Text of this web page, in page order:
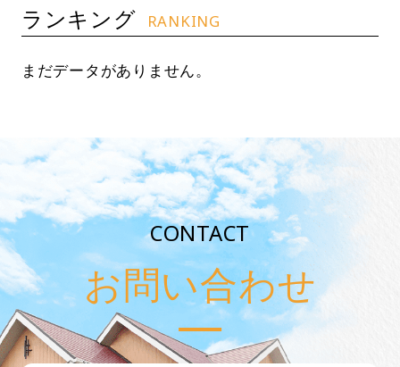
ランキング RANKING
まだデータがありません。
CONTACT
お問い合わせ